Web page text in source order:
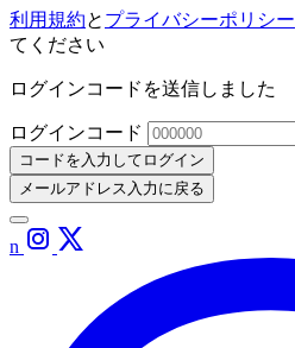
利用規約と プライバシーポリシー
てください
ログインコードを送信しました
ログインコード
コードを入力してログイン
メールアドレス入力に戻る
n